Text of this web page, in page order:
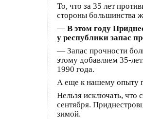
То, что за 35 лет
стороны большинства
— В этом году
у республики запас
— Запас прочности
этому добавляем 35-
1990 года.
А еще к нашему опыту
Нельзя исключать, что
сентября.
зимой.